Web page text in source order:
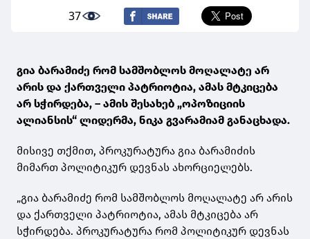
37
გია ბარამიძე რომ სამშობლოს მოღალატე არ
არის და ქართველი პატრიოტია, ამას მტკიცება
არ სჭირდება, – ამის შესახებ „ოპოზიციის
ალიანსის“ ლიდერმა, ნიკა გვარამიამ განაცხადა.
მისივე თქმით, პროკურატურა გია ბარამიძის
მიმართ პოლიტიკურ დევნას ახორციელებს.
„გია ბარამიძე რომ სამშობლოს მოღალატე არ არის
და ქართველი პატრიოტია, ამას მტკიცება არ
სჭირდება. პროკურატურა რომ პოლიტიკურ დევნას